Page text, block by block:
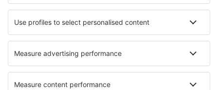
Hotels in Villars-en-Azois Hotels in Bad Bocklet
Hotels in Áyioi Apóstoloi Hotels in Glen Carbon
Beste hotels - regio's
Hotels in Capri Island Hotels in Lombardy